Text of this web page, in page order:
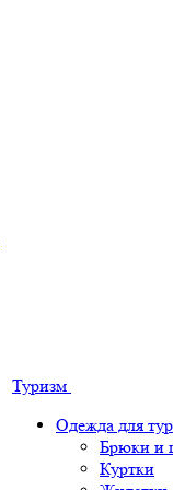
Туризм
Одежда для
Брюки и
Куртки